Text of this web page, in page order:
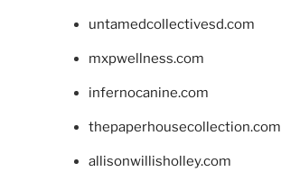
untamedcollectivesd.com
mxpwellness.com
infernocanine.com
thepaperhousecollection.com
allisonwillisholley.com